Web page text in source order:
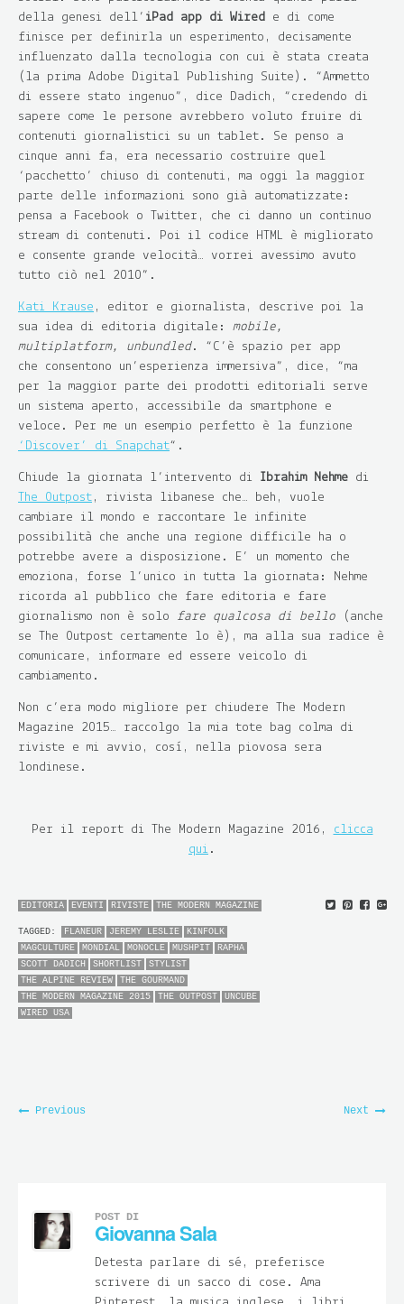
della genesi dell’ iPad app di Wired e di come
finisce per definirla un esperimento, decisamente
influenzato dalla tecnologia con cui è stata creata
(la prima Adobe Digital Publishing Suite). “Ammetto
di essere stato ingenuo”, dice Dadich, “credendo di
sapere come le persone avrebbero voluto fruire di
contenuti giornalistici su un tablet. Se penso a
cinque anni fa, era necessario costruire quel
‘pacchetto’ chiuso di contenuti, ma oggi la maggior
parte delle informazioni sono già automatizzate:
pensa a Facebook o Twitter, che ci danno un continuo
stream di contenuti. Poi il codice HTML è migliorato
e consente grande velocità… vorrei avessimo avuto
tutto ciò nel 2010”.
Kati Krause , editor e giornalista, descrive poi la
sua idea di editoria digitale: mobile,
multiplatform, unbundled. “C’è spazio per app
che consentono un’esperienza immersiva”, dice, “ma
per la maggior parte dei prodotti editoriali serve
un sistema aperto, accessibile da smartphone e
veloce. Per me un esempio perfetto è la funzione
‘Discover’ di Snapchat“.
Chiude la giornata l’intervento di Ibrahim Nehme di
The Outpost , rivista libanese che… beh, vuole
cambiare il mondo e raccontare le infinite
possibilità che anche una regione difficile ha o
potrebbe avere a disposizione. E’ un momento che
emoziona, forse l’unico in tutta la giornata: Nehme
ricorda al pubblico che fare editoria e fare
giornalismo non è solo fare qualcosa di bello
(anche
se The Outpost certamente lo è), ma alla sua radice è
comunicare, informare ed essere veicolo di
cambiamento.
Non c’era modo migliore per chiudere The Modern
Magazine 2015… raccolgo la mia tote bag colma di
riviste e mi avvio, così, nella piovosa sera
londinese.
Per il report di The Modern Magazine 2016, clicca
qui .
EDITORIA EVENTI RIVISTE THE MODERN MAGAZINE
TAGGED: FLANEUR JEREMY LESLIE
KINFOLK
MAGCULTURE
MONDIAL MONOCLE MUSHPIT
RAPHA
SCOTT DADICH
SHORTLIST
STYLIST
THE ALPINE REVIEW
THE GOURMAND
THE MODERN MAGAZINE 2015
THE OUTPOST
UNCUBE
WIRED USA
Previous Next
POST DI
Giovanna Sala
Detesta parlare di sé, preferisce
scrivere di un sacco di cose. Ama